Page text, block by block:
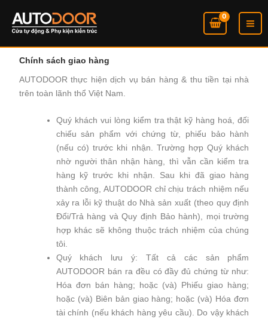
dung
Chính sách giao hàng
AUTODOOR thực hiện dịch vụ bán hàng & thu tiền tại nhà
trên toàn lãnh thổ Việt Nam.
Quý khách vui lòng kiểm tra thật kỹ hàng hoá, đối
chiếu sản phẩm với chứng từ, phiếu bảo hành
(nếu có) trước khi nhận. Trường hợp Quý khách
nhờ người thân nhận hàng, thì vẫn cần kiểm tra
hàng kỹ trước khi nhận. Sau khi đã giao hàng
thành công, AUTODOOR chỉ chịu trách nhiệm nếu
xảy ra lỗi kỹ thuật do Nhà sản xuất (theo quy định
Đổi/Trả hàng và Quy định Bảo hành), mọi trường
hợp khác sẽ không thuộc trách nhiệm của chúng
tôi.
Quý khách lưu ý: Tất cả các sản phẩm
AUTODOOR bán ra đều có đầy đủ chứng từ như:
Hóa đơn bán hàng; hoặc (và) Phiếu giao hàng;
hoặc (và) Biên bản giao hàng; hoặc (và) Hóa đơn
tài chính (nếu khách hàng yêu cầu). Do vậy khách